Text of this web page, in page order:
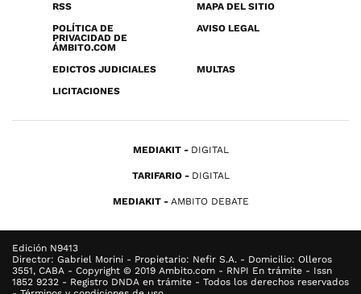
RSS
MAPA DEL SITIO
POLÍTICA DE
PRIVACIDAD DE
ÁMBITO.COM
AVISO LEGAL
EDICTOS JUDICIALES
MULTAS
LICITACIONES
MEDIAKIT DIGITAL
TARIFARIO DIGITAL
MEDIAKIT AMBITO DEBATE
Edición N9413
Director: Gabriel Morini - Propietario: Nefir S.A. - Domicilio: Olleros
3551, CABA - Copyright © 2019 Ambito.com - RNPI En trámite - Issn
1852 9232 - Registro DNDA en trámite - Todos los derechos reservados